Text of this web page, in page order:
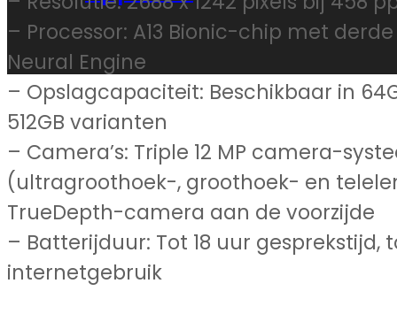
– Processor: A13 Bionic-chip met
Neural Engine
– Opslagcapaciteit: Beschikbaar in
512GB varianten
– Camera’s: Triple 12 MP camera-
(ultragroothoek-, groothoek- en
TrueDepth-camera aan de voorzijde
– Batterijduur: Tot 18 uur gesprekstijd,
internetgebruik